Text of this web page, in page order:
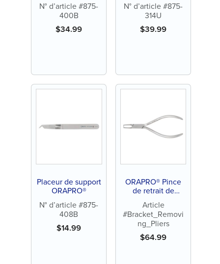
N° d’article #875-
400B
$34.99
N° d’article #875-
314U
$39.99
Placeur de support
ORAPRO®
N° d’article #875-
408B
$14.99
ORAPRO® Pince
de retrait de
Article
#Bracket_Removi
ng_Pliers
$64.99